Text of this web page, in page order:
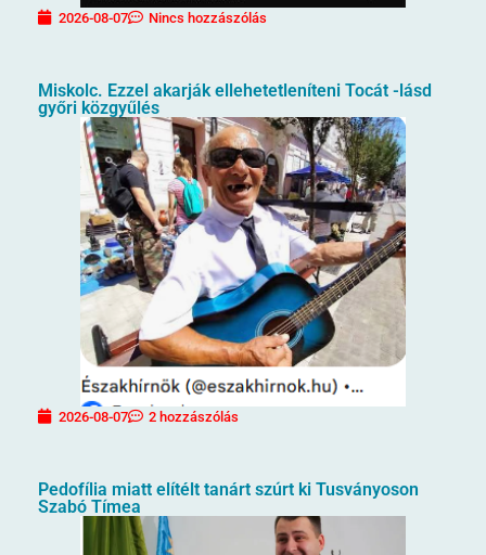
2026-08-07 Nincs hozzászólás
Miskolc. Ezzel akarják ellehetetleníteni Tocát -lásd
győri közgyűlés
2026-08-07 2 hozzászólás
Pedofília miatt elítélt tanárt szúrt ki Tusványoson
Szabó Tímea